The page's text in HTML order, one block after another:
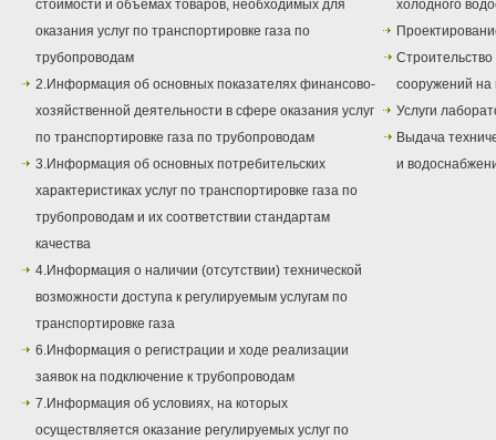
стоимости и объемах товаров, необходимых для
оказания услуг по транспортировке газа по
трубопроводам
2.Информация об основных показателях финансово-
хозяйственной деятельности в сфере оказания услуг
по транспортировке газа по трубопроводам
3.Информация об основных потребительских
характеристиках услуг по транспортировке газа по
трубопроводам и их соответствии стандартам
качества
4.Информация о наличии (отсутствии) технической
возможности доступа к регулируемым услугам по
транспортировке газа
6.Информация о регистрации и ходе реализации
заявок на подключение к трубопроводам
7.Информация об условиях, на которых
осуществляется оказание регулируемых услуг по
холодного
сооружений на
Услуги
Выдача
и